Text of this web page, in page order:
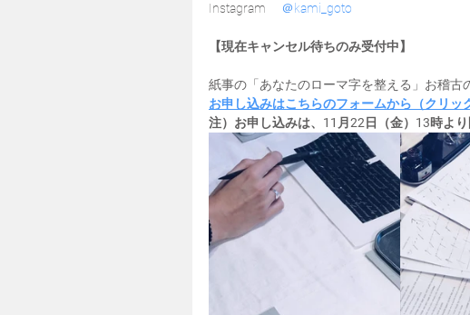
Instagram
＠kami_goto
【現在キャンセル待ちのみ受付中】
紙事の「あなたのローマ字を整える」お稽古
お申し込みはこちらのフォームから（クリッ
注）お申し込みは、11月22日（金）13時より